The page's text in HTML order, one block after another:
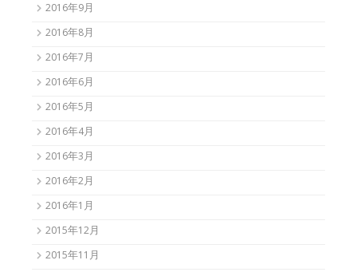
2016年9月
2016年8月
2016年7月
2016年6月
2016年5月
2016年4月
2016年3月
2016年2月
2016年1月
2015年12月
2015年11月